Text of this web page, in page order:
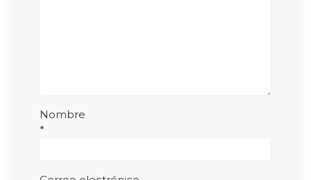
Nombre
*